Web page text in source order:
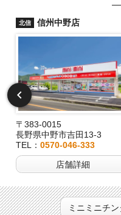
北信 信州中野店
〒383-0015
長野県中野市吉田13-3
TEL： 0570-046-333
店舗詳細
ミニミニチ